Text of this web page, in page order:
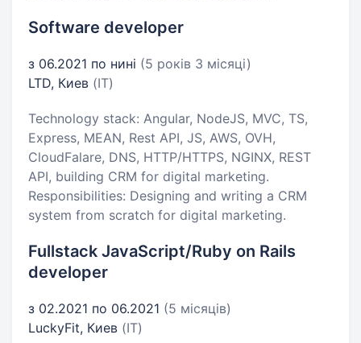
Software developer
з 06.2021 по нині (5 років 3 місяці)
LTD, Киев (IT)
Technology stack: Angular, NodeJS, MVC, TS,
Express, MEAN, Rest API, JS, AWS, OVH,
CloudFalare, DNS, HTTP/HTTPS, NGINX, REST
API, building CRM for digital marketing.
Responsibilities: Designing and writing a CRM
system from scratch for digital marketing.
Fullstack JavaScript/Ruby on Rails
developer
з 02.2021 по 06.2021 (5 місяців)
LuckyFit, Киев (IT)